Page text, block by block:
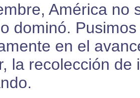
América no
dominó.
en el
la recolección